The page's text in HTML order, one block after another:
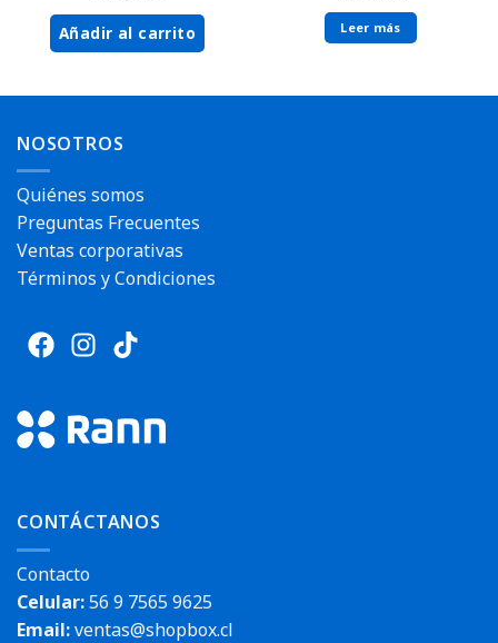
Añadir al carrito Leer más
NOSOTROS
Quiénes somos
Preguntas Frecuentes
Ventas corporativas
Términos y Condiciones
CONTÁCTANOS
Contacto
Celular:56 9 7565 9625
Email:ventas@shopbox.cl